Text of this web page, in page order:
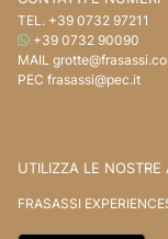
TEL. +39 0732 97211
WHATSAPP
+39 0732 90090
MAIL
PEC frasassi@pec.it
UTILIZZA LE NOSTRE
FRASASSI